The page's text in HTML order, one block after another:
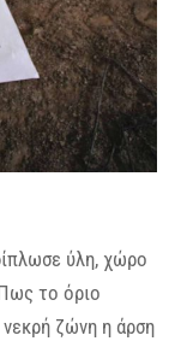
ύλη, χώρο
το όριο
νεκρή ζώνη η άρση